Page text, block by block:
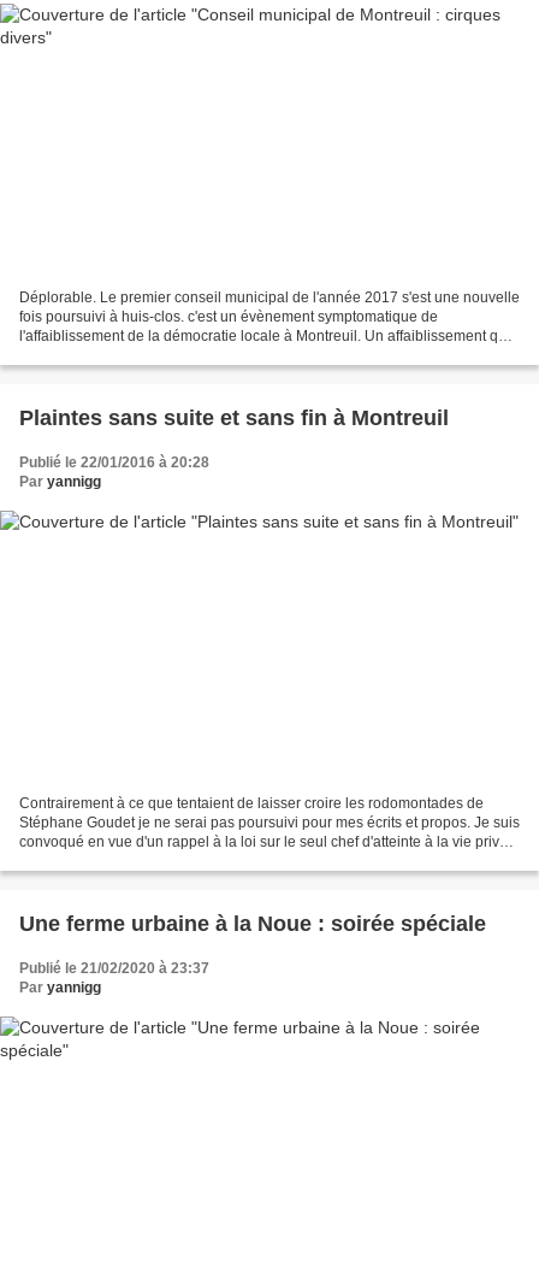
Déplorable. Le premier conseil municipal de l'année 2017 s'est une nouvelle
fois poursuivi à huis-clos. c'est un évènement symptomatique de
l'affaiblissement de la démocratie locale à Montreuil. Un affaiblissement qui
Plaintes sans suite et sans fin à Montreuil
Publié le 22/01/2016 à 20:28
Par yannigg
Contrairement à ce que tentaient de laisser croire les rodomontades de
Stéphane Goudet je ne serai pas poursuivi pour mes écrits et propos. Je suis
convoqué en vue d'un rappel à la loi sur le seul chef d'atteinte à la vie privée
Une ferme urbaine à la Noue : soirée spéciale
Publié le 21/02/2020 à 23:37
Par yannigg